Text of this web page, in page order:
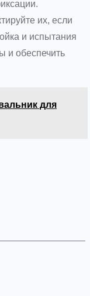
их, если
и испытания
и обеспечить
для